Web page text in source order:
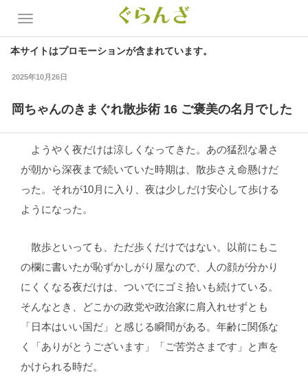
本サイトはプロモーションが含まれています。
2025年10月26日
岡ちゃんのきまぐれ散歩術 16 ご褒美の名月でした
ようやく夜だけは涼しくなってきた。あの猛烈な暑さ
が朝から深夜まで続いていた時期は、散歩さえ命懸けだ
った。それが10月に入り、夜は少しだけ安心して歩ける
ようになった。
散歩といっても、ただ歩くだけではない。以前にもこ
の欄に書いたが恥ずかしがり屋なので、人の顔が分かり
にくくなる夜だけは、ついでにゴミ拾いも続けている。
そんなとき、どこかの政党や政治家に肩入れせずとも
「日本はいい国だ」と感じる瞬間がある。年齢に関係な
く「ありがとうございます」「ご苦労さまです」と声を
かけられる時だ。